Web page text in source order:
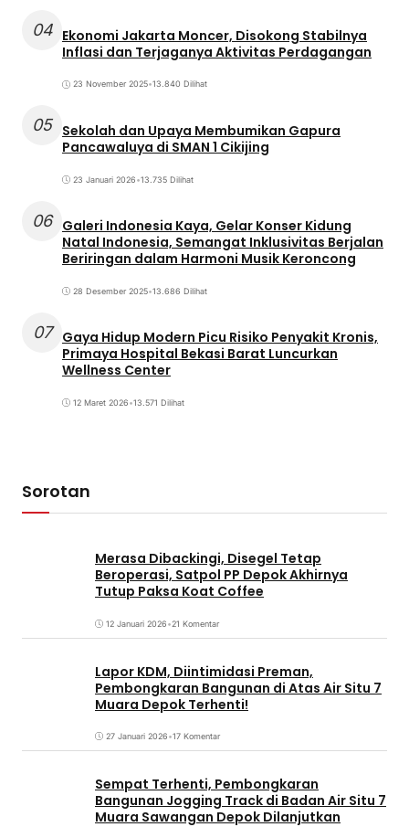
04 Ekonomi Jakarta Moncer, Disokong Stabilnya
Inflasi dan Terjaganya Aktivitas Perdagangan
23 November 2025•13.840 Dilihat
05 Sekolah dan Upaya Membumikan Gapura
Pancawaluya di SMAN 1 Cikijing
23 Januari 2026•13.735 Dilihat
06 Galeri Indonesia Kaya, Gelar Konser Kidung
Natal Indonesia, Semangat Inklusivitas Berjalan
Beriringan dalam Harmoni Musik Keroncong
28 Desember 2025•13.686 Dilihat
07
Gaya Hidup Modern Picu Risiko Penyakit Kronis,
Primaya Hospital Bekasi Barat Luncurkan
Wellness Center
12 Maret 2026•13.571 Dilihat
Sorotan
Merasa Dibackingi, Disegel Tetap
Beroperasi, Satpol PP Depok Akhirnya
Tutup Paksa Koat Coffee
12 Januari 2026•21 Komentar
Lapor KDM, Diintimidasi Preman,
Pembongkaran Bangunan di Atas Air Situ 7
Muara Depok Terhenti!
27 Januari 2026•17 Komentar
Sempat Terhenti, Pembongkaran
Bangunan Jogging Track di Badan Air Situ 7
Muara Sawangan Depok Dilanjutkan